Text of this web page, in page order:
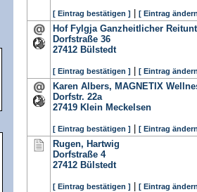
[ Eintrag bestätigen ] [ Eintrag
Hof Fylgja Ganzheitlicher
Dorfstraße 36
27412 Bülstedt
[ Eintrag bestätigen ] [ Eintrag
Karen Albers, MAGNETIX
Dorfstr. 22a
27419 Klein Meckelsen
[ Eintrag bestätigen ] [ Eintrag
Rugen, Hartwig
Dorfstraße 4
27412 Bülstedt
[ Eintrag bestätigen ] [ Eintrag